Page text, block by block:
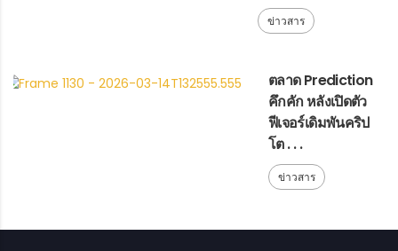
ข่าวสาร
ตลาด Prediction
คึกคัก หลังเปิดตัว
ฟีเจอร์เดิมพันคริป
โต . . .
ข่าวสาร